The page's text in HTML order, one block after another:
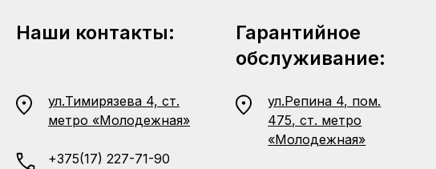
Наши контакты:
ул.Тимирязева 4, ст.
метро «Молодежная»
+375(17) 227-71-90
Гарантийное
обслуживание:
ул.Репина 4, пом.
475, ст. метро
«Молодежная»